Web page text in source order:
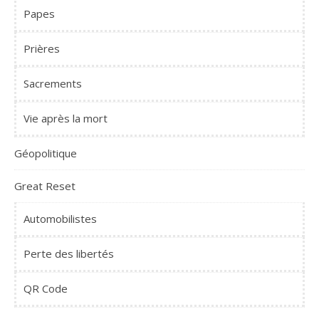
Papes
Prières
Sacrements
Vie après la mort
Géopolitique
Great Reset
Automobilistes
Perte des libertés
QR Code